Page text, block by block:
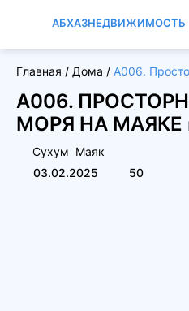
АБХАЗНЕДВИЖИМОСТЬ
Главная / Дома / А006.
А006.
МОРЯ НА МАЯКЕ
Сухум Маяк
03.02.2025
50